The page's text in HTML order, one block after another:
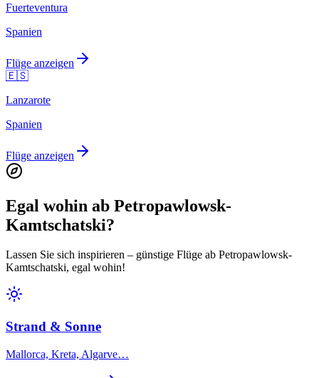
Fuerteventura
Spanien
Flüge anzeigen
🇪🇸
Lanzarote
Spanien
Flüge anzeigen
Egal wohin ab Petropawlowsk-
Kamtschatski?
Lassen Sie sich inspirieren – günstige Flüge ab Petropawlowsk-
Kamtschatski, egal wohin!
Strand & Sonne
Mallorca, Kreta, Algarve…